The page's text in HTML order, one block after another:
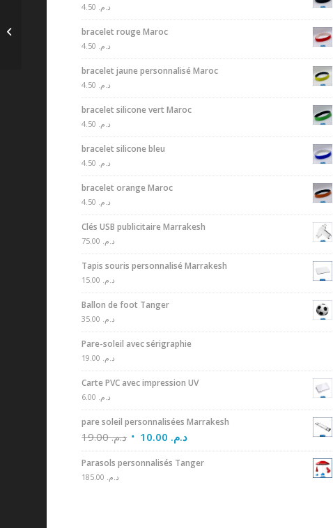
د.م.
bracelet rouge Maroc
د.م.
bracelet jaune personnalisé Maroc
د.م.
bracelet silicone vert Maroc
د.م.
bracelet silicone bleu
د.م.
bracelet orange Maroc
د.م.
Clés USB publicitaire Marrakesh
د.م.
Tapis souris personnalisé Marrakesh
د.م.
Ballon de foot Tanger
د.م.
Pare-soleil avec sérigraphie
د.م.
Carte PVC avec impression UV
د.م.
pare soleil personnalisées Marrakesh
د.م.19.00 د.م.
Parasols personnalisés Tanger
د.م.
personnalisées